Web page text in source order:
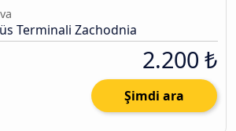
Terminali Zachodnia
2.200 ₺
Şimdi ara